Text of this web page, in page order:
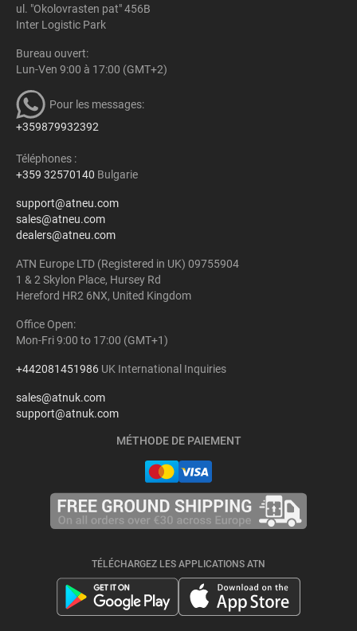
ul. "Okolovrasten pat" 456B
Inter Logistic Park
Bureau ouvert:
Lun-Ven 9:00 à 17:00 (GMT+2)
Pour les messages:
+359879932392
Téléphones :
+359 32570140 Bulgarie
support@atneu.com
sales@atneu.com
dealers@atneu.com
ATN Europe LTD (Registered in UK) 09755904
1 & 2 Skylon Place, Hursey Rd
Hereford HR2 6NX, United Kingdom
Office Open:
Mon-Fri 9:00 to 17:00 (GMT+1)
+442081451986 UK International Inquiries
sales@atnuk.com
support@atnuk.com
MÉTHODE DE PAIEMENT
TÉLÉCHARGEZ LES APPLICATIONS ATN